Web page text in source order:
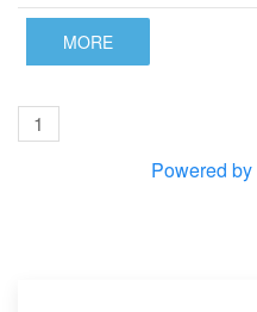
MORE
1
Powered by